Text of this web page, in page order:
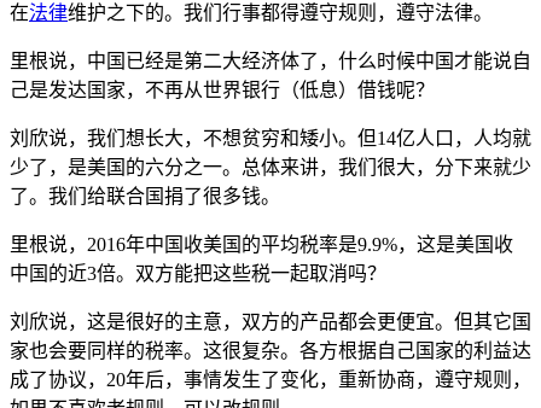
在法律维护之下的。我们行事都得遵守规则，遵守法律。
里根说，中国已经是第二大经济体了，什么时候中国才能说自
己是发达国家，不再从世界银行（低息）借钱呢？
刘欣说，我们想长大，不想贫穷和矮小。但14亿人口，人均就
少了，是美国的六分之一。总体来讲，我们很大，分下来就少
了。我们给联合国捐了很多钱。
里根说，2016年中国收美国的平均税率是9.9%，这是美国收
中国的近3倍。双方能把这些税一起取消吗？
刘欣说，这是很好的主意，双方的产品都会更便宜。但其它国
家也会要同样的税率。这很复杂。各方根据自己国家的利益达
成了协议，20年后，事情发生了变化，重新协商，遵守规则，